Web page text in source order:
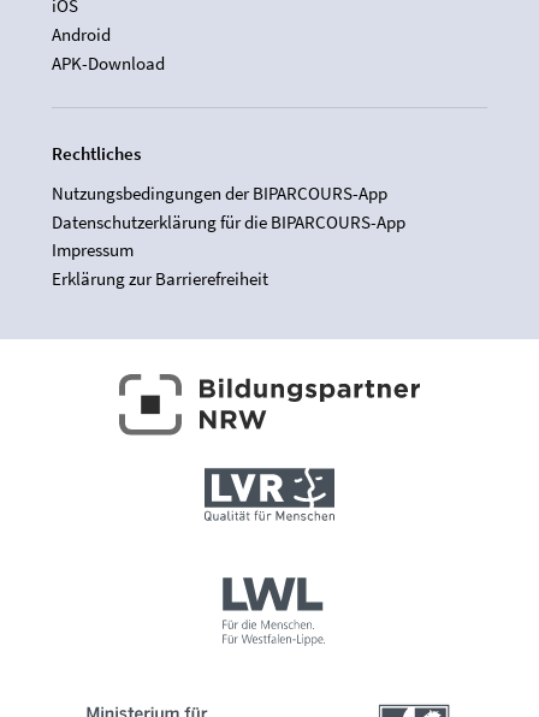
iOS
Android
APK-Download
Rechtliches
Nutzungsbedingungen der BIPARCOURS-App
Datenschutzerklärung für die BIPARCOURS-App
Impressum
Erklärung zur Barrierefreiheit